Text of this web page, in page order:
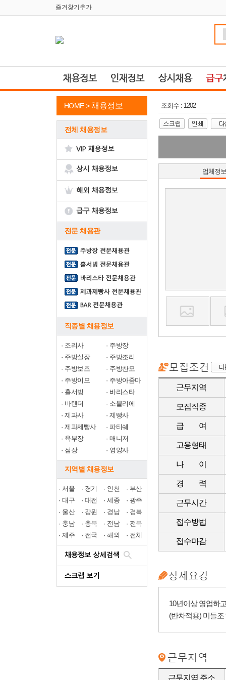
즐겨찾기추가
HOME > 채용정보
전체 채용정보
전문 채용관
직종별 채용정보
· 조리사 · 주방장
· 주방실장 · 주방조리
· 주방보조 · 주방찬모
· 주방이모 · 주방아줌마
· 홀서빙 · 바리스타
· 바텐더 · 소믈리에
·제과사 ·제빵사
·제과제빵사 ·파티쉐
· 육부장 ·매니저
· 점장 · 영양사
지역별 채용정보
· 서울 · 경기 · 인천 · 부산
· 대구 · 대전 · 세종 · 광주
· 울산 · 강원 · 경남 · 경북
· 충남 · 충북 · 전남 · 전북
· 제주 · 전국 · 해외 · 전체
조회수 : 1202
업체정보
근무지역
모집직종
급 여
고용형태
나 이
경 력
근무시간
접수방법
접수마감
10년이상 영업하
(반차적용) 미들
근무지역 주소